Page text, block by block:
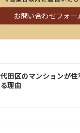
お問い合わせフォー
田区のマンションが
理由